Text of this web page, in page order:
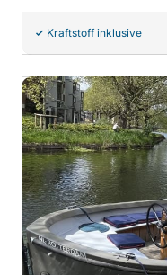
Kraftstoff inklusive